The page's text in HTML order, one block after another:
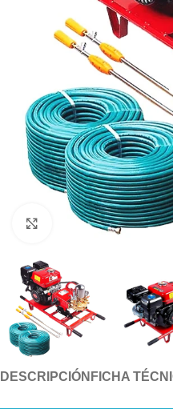
Click to enlarge
DESCRIPCIÓN FICHA